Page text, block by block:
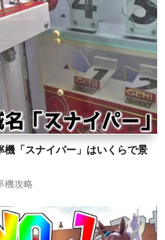
「スナイパー」はいくらで景
機攻略